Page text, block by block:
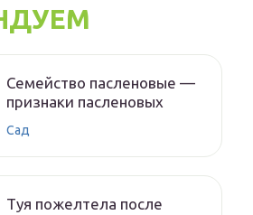
Семейство пасленовые —
признаки пасленовых
Сад
Туя пожелтела после